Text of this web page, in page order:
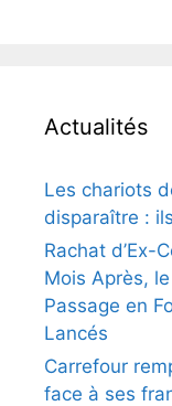
Actualités
Les chariots
disparaître :
Rachat d’Ex-
Mois Après,
Passage en
Lancés
Carrefour
face à ses